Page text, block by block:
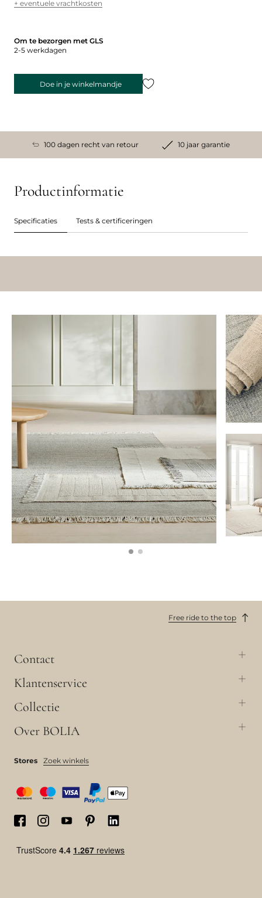
+ eventuele vrachtkosten
Om te bezorgen met GLS
2-5 werkdagen
Doe in je winkelmandje
100 dagen recht van retour 10 jaar garantie
Productinformatie
Specificaties Tests & certificeringen
Free ride to the top
Contact
Klantenservice
Collectie
Over BOLIA
Stores Zoek winkels